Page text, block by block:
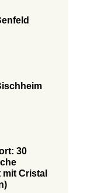
30
Cristal